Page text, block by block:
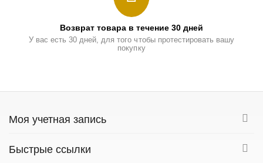
Возврат товара в течение 30 дней
У вас есть 30 дней, для того чтобы протестировать вашу
покупку
Моя учетная запись
Быстрые ссылки